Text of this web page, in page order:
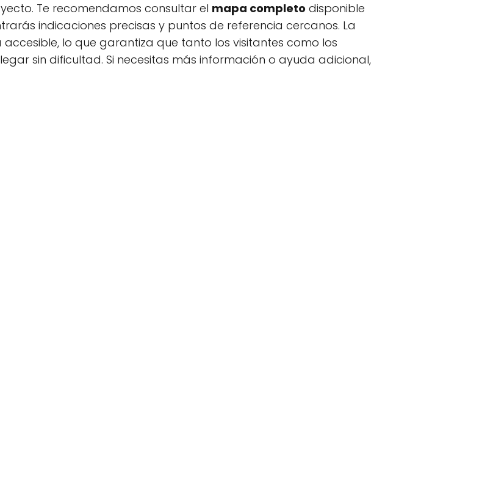
Te recomendamos consultar el mapa completo disponible
indicaciones precisas y puntos de referencia cercanos. La
lo que garantiza que tanto los visitantes como los
sin dificultad. Si necesitas más información o ayuda adicional,